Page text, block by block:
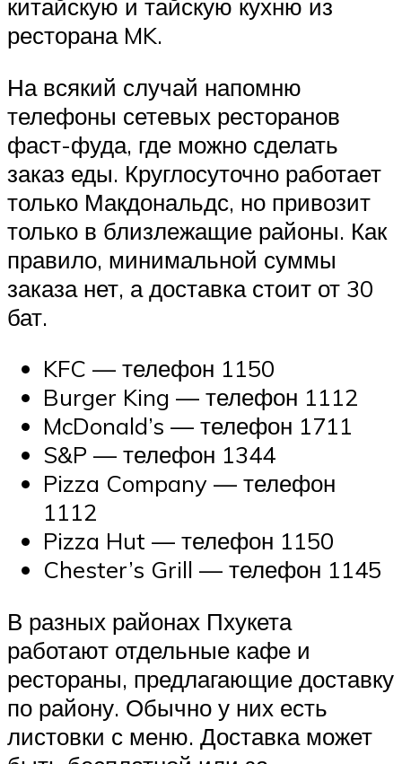
китайскую и тайскую кухню из
ресторана MK.
На всякий случай напомню
телефоны сетевых ресторанов
фаст-фуда, где можно сделать
заказ еды. Круглосуточно работает
только Макдональдс, но привозит
только в близлежащие районы. Как
правило, минимальной суммы
заказа нет, а доставка стоит от 30
бат.
KFC — телефон 1150
Burger King — телефон 1112
McDonald’s — телефон 1711
S&P — телефон 1344
Pizza Company — телефон
1112
Pizza Hut — телефон 1150
Chester’s Grill — телефон 1145
В разных районах Пхукета
работают отдельные кафе и
рестораны, предлагающие доставку
по району. Обычно у них есть
листовки с меню. Доставка может